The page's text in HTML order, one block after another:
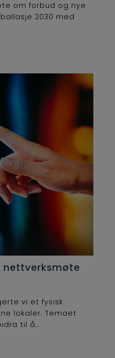
om forbud og nye
2030 med
vi et fysisk
lokaler. Temaet
til å...